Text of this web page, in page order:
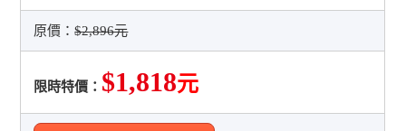
原價：$2,896元
限時特價： $1,818元